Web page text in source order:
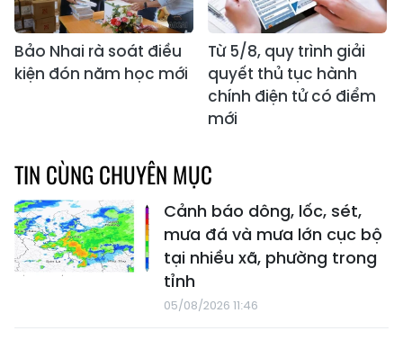
Bảo Nhai rà soát điều
kiện đón năm học mới
Từ 5/8, quy trình giải
quyết thủ tục hành
chính điện tử có điểm
mới
TIN CÙNG CHUYÊN MỤC
Cảnh báo dông, lốc, sét,
mưa đá và mưa lớn cục bộ
tại nhiều xã, phường trong
tỉnh
05/08/2026 11:46